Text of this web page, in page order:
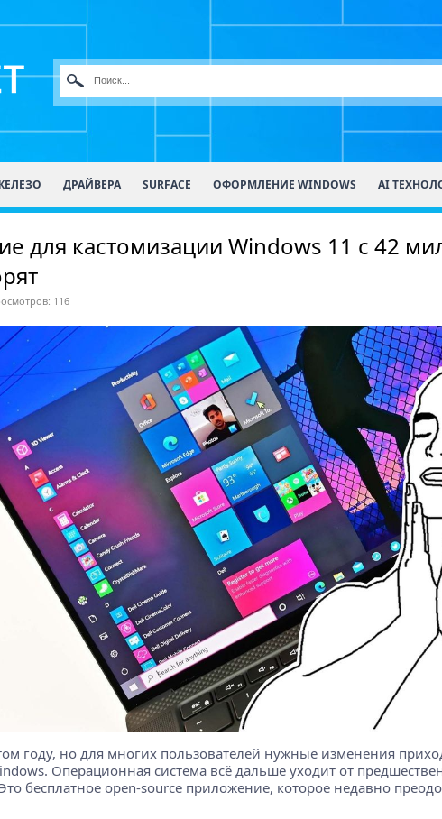
ДРАЙВЕРА SURFACE ОФОРМЛЕНИЕ WINDOWS AI
для кастомизации Windows 11 с 42
116
году, но для многих пользователей нужные изменения
Операционная система всё дальше уходит от
бесплатное open-source приложение, которое недавно